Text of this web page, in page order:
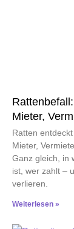
Mieter,
Ratten
Mieter,
Ganz gleich, in
ist, wer zahlt –
verlieren.
Weiterlesen »